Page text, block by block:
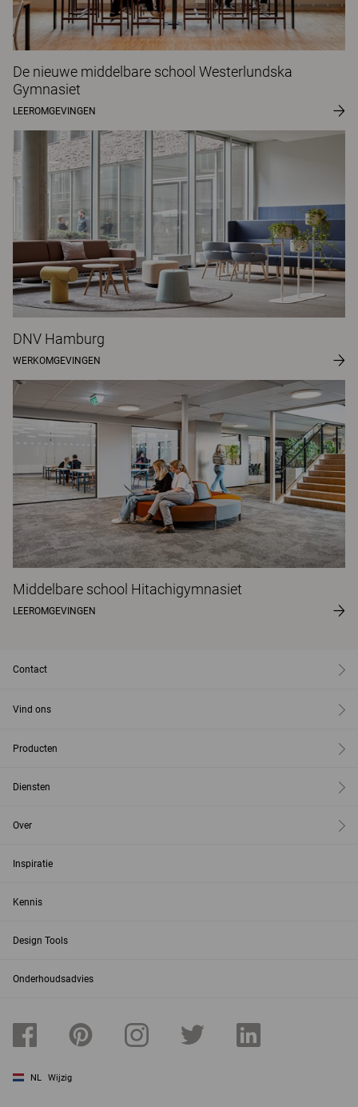
De nieuwe middelbare school Westerlundska
Gymnasiet
LEEROMGEVINGEN
DNV Hamburg
WERKOMGEVINGEN
Middelbare school Hitachigymnasiet
LEEROMGEVINGEN
Contact
Vind ons
Producten
Diensten
Over
Inspiratie
Kennis
Design Tools
Onderhoudsadvies
NL Wijzig